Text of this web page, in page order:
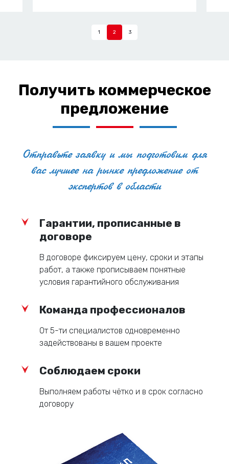
1 2 3
Получить коммерческое
предложение
Отправьте заявку и мы подготовим для
вас лучшее на рынке предложение от
экспертов в области
Гарантии, прописанные в
договоре
В договоре фиксируем цену, сроки и этапы
работ, а также прописываем понятные
условия гарантийного обслуживания
Команда профессионалов
От 5-ти специалистов одновременно
задействованы в вашем проекте
Соблюдаем сроки
Выполняем работы чётко и в срок согласно
договору